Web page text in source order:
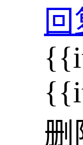
回
删